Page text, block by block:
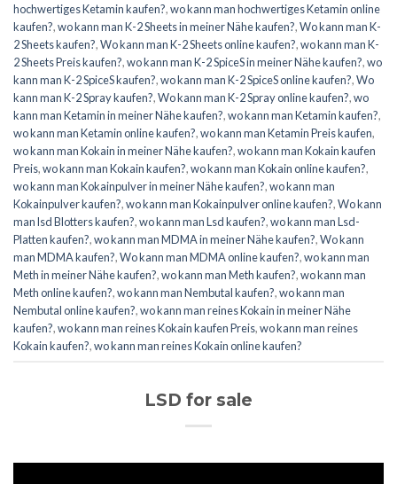
hochwertiges Ketamin kaufen?,wo kann man hochwertiges Ketamin online
kaufen?,wo kann man K-2 Sheets in meiner Nähe kaufen?,Wo kann man K-
2 Sheets kaufen?,Wo kann man K-2 Sheets online kaufen?,wo kann man K-
2 Sheets Preis kaufen?,wo kann man K-2 SpiceS in meiner Nähe kaufen?,wo
kann man K-2 SpiceS kaufen?,wo kann man K-2 SpiceS online kaufen?,Wo
kann man K-2 Spray kaufen?,Wo kann man K-2 Spray online kaufen?,wo
kann man Ketamin in meiner Nähe kaufen?,wo kann man Ketamin kaufen?,
wo kann man Ketamin online kaufen?,wo kann man Ketamin Preis kaufen,
wo kann man Kokain in meiner Nähe kaufen?,wo kann man Kokain kaufen
Preis,wo kann man Kokain kaufen?,wo kann man Kokain online kaufen?,
wo kann man Kokainpulver in meiner Nähe kaufen?,wo kann man
Kokainpulver kaufen?,wo kann man Kokainpulver online kaufen?,Wo kann
man lsd Blotters kaufen?,wo kann man Lsd kaufen?,wo kann man Lsd-
Platten kaufen?,wo kann man MDMA in meiner Nähe kaufen?,Wo kann
man MDMA kaufen?,Wo kann man MDMA online kaufen?,wo kann man
Meth in meiner Nähe kaufen?,wo kann man Meth kaufen?,wo kann man
Meth online kaufen?,wo kann man Nembutal kaufen?,wo kann man
Nembutal online kaufen?,wo kann man reines Kokain in meiner Nähe
kaufen?,wo kann man reines Kokain kaufen Preis,wo kann man reines
Kokain kaufen?,wo kann man reines Kokain online kaufen?
LSD for sale